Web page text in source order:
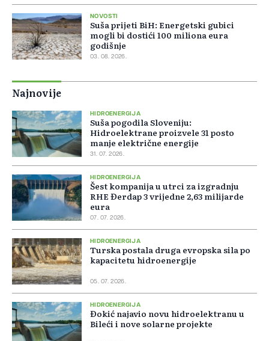
NOVOSTI
Suša prijeti BiH: Energetski gubici
mogli bi dostići 100 miliona eura
godišnje
03. 08. 2026.
Najnovije
HIDROENERGIJA
Suša pogodila Sloveniju:
Hidroelektrane proizvele 31 posto
manje električne energije
31. 07. 2026.
HIDROENERGIJA
Šest kompanija u utrci za izgradnju
RHE Đerdap 3 vrijedne 2,63 milijarde
eura
07. 07. 2026.
HIDROENERGIJA
Turska postala druga evropska sila po
kapacitetu hidroenergije
05. 07. 2026.
HIDROENERGIJA
Đokić najavio novu hidroelektranu u
Bileći i nove solarne projekte